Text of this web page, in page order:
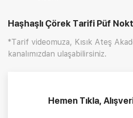
Haşhaşlı Çörek Tarifi Püf
*Tarif videomuza, Kısık Ateş
kanalımızdan ulaşabilirsiniz.
Hemen Tıkla,